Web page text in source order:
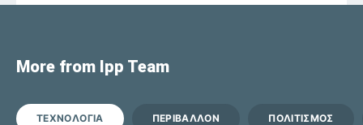
More from Ipp Team
ΤΕΧΝΟΛΟΓΙΑ ΠΕΡΙΒΑΛΛΟΝ ΠΟΛΙΤΙΣΜΟΣ